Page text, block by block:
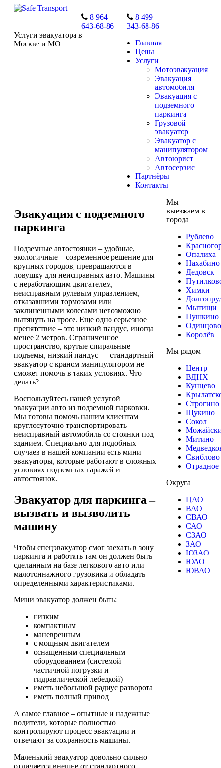
8 964
643-68-86
8 499
343-68-86
Услуги эвакуатора в
Москве и МО
Главная
Цены
Услуги
Мотоэвакуация
Эвакуация
автомобиля
Эвакуация с
подземного
паркинга
Грузовой
эвакуатор
Эвакуатор с
манипулятором
Автоюрист
Автосервис
Партнёры
Контакты
Эвакуация с подземного
паркинга
Подземные автостоянки – удобные,
экологичные – современное решение для
крупных городов, превращаются в
ловушку для неисправных авто. Машины
с неработающим двигателем,
неисправным рулевым управлением,
отказавшими тормозами или
заклиненными колесами невозможно
вытянуть на тросе. Еще одно серьезное
препятствие – это низкий пандус, иногда
менее 2 метров. Ограниченное
пространство, крутые спиральные
подъемы, низкий пандус — стандартный
эвакуатор с краном манипулятором не
сможет помочь в таких условиях. Что
делать?
Воспользуйтесь нашей услугой
эвакуации авто из подземной парковки.
Мы готовы помочь нашим клиентам
круглосуточно транспортировать
неисправный автомобиль со стоянки под
зданием. Специально для подобных
случаев в нашей компании есть мини
эвакуаторы, которые работают в сложных
условиях подземных гаражей и
автостоянок.
Эвакуатор для паркинга –
вызвать и вызволить
машину
Чтобы спецэвакуатор смог заехать в зону
паркинга и работать там он должен быть
сделанным на базе легкового авто или
малотоннажного грузовика и обладать
определенными характеристиками.
Мини эвакуатор должен быть:
низким
компактным
маневренным
с мощным двигателем
оснащенным специальным
оборудованием (системой
частичной погрузки и
гидравлической лебедкой)
иметь небольшой радиус разворота
иметь полный привод
А самое главное – опытные и надежные
водители, которые полностью
контролируют процесс эвакуации и
отвечают за сохранность машины.
Маленький эвакуатор довольно сильно
отличается внешне от стандартного
Мы
выезжаем в
города
Рублево
Опалиха
Нахабино
Дедовск
Химки
Мытищи
Пушкино
Одинцово
Королёв
Мы рядом
Центр
ВДНХ
Кунцево
Строгино
Щукино
Сокол
Митино
Свиблово
Отрадное
Округа
ЦАО
ВАО
СВАО
САО
СЗАО
ЗАО
ЮЗАО
ЮАО
ЮВАО